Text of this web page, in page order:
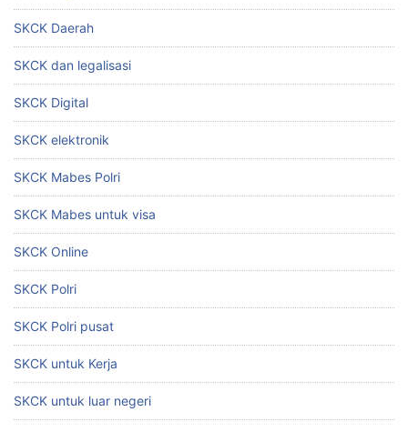
SKCK Daerah
SKCK dan legalisasi
SKCK Digital
SKCK elektronik
SKCK Mabes Polri
SKCK Mabes untuk visa
SKCK Online
SKCK Polri
SKCK Polri pusat
SKCK untuk Kerja
SKCK untuk luar negeri